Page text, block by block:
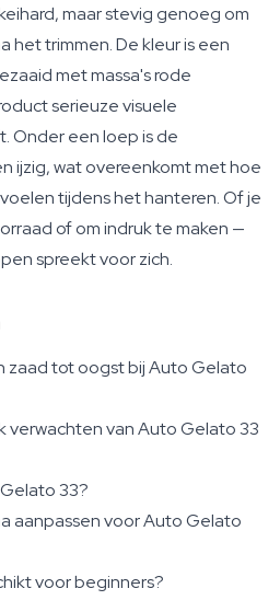
maar stevig genoeg om
het trimmen. De kleur is een
met massa's rode
serieuze visuele
Onder een loep is de
ijzig, wat overeenkomt met hoe
tijdens het hanteren. Of je
of om indruk te maken —
spreekt voor zich.
zaad tot oogst bij Auto Gelato
verwachten van Auto Gelato 33
33?
aanpassen voor Auto Gelato
voor beginners?